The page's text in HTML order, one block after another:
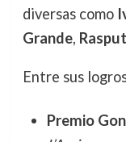
diversas como
Grande,
Entre sus
Premio